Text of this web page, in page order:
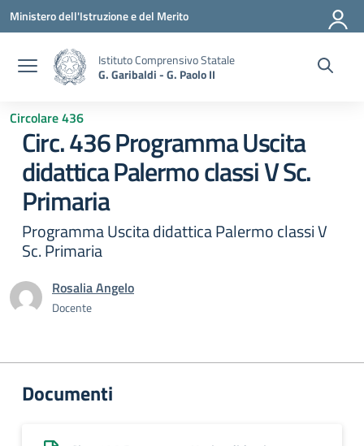
Vai ai contenuti
Vai al menu di navigazione
Vai al footer
Ministero dell'Istruzione e del Merito
Istituto Comprensivo Statale
G. Garibaldi - G. Paolo II
Circolare 436
Circ. 436 Programma Uscita
didattica Palermo classi V Sc.
Primaria
Programma Uscita didattica Palermo classi V
Sc. Primaria
Rosalia Angelo
Docente
Documenti